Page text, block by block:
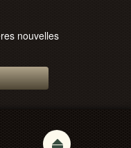
nouvelles